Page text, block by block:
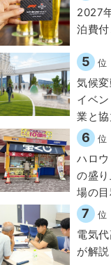
2027
泊費
5 位
気候
イベ
業と協
6 位
ハロ
の盛
場の目
7 位
電気
が解